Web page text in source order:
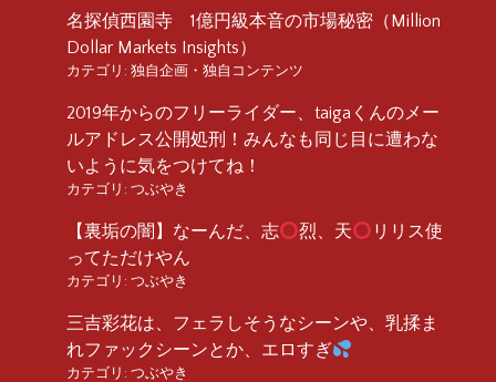
名探偵西園寺 1億円級本音の市場秘密（Million
Dollar Markets Insights）
カテゴリ: 独自企画・独自コンテンツ
2019年からのフリーライダー、taigaくんのメー
ルアドレス公開処刑！みんなも同じ目に遭わな
いように気をつけてね！
カテゴリ: つぶやき
【裏垢の闇】なーんだ、志 烈、天
リリス使
ってただけやん
カテゴリ: つぶやき
三吉彩花は、フェラしそうなシーンや、乳揉ま
れファックシーンとか、エロすぎ
カテゴリ: つぶやき